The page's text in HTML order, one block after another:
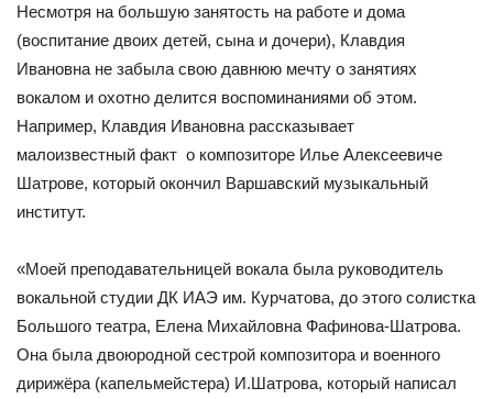
Несмотря на большую занятость на работе и дома
(воспитание двоих детей, сына и дочери), Клавдия
Ивановна не забыла свою давнюю мечту о занятиях
вокалом и охотно делится воспоминаниями об этом.
Например, Клавдия Ивановна рассказывает
малоизвестный факт о композиторе Илье Алексеевиче
Шатрове, который окончил Варшавский музыкальный
институт.
«Моей преподавательницей вокала была руководитель
вокальной студии ДК ИАЭ им. Курчатова, до этого солистка
Большого театра, Елена Михайловна Фафинова-Шатрова.
Она была двоюродной сестрой композитора и военного
дирижёра (капельмейстера) И.Шатрова, который написал